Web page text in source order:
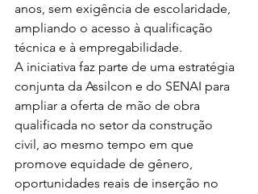
anos, sem exigência de escolaridade,
ampliando o acesso à qualificação
técnica e à empregabilidade.
A iniciativa faz parte de uma estratégia
conjunta da Assilcon e do SENAI para
ampliar a oferta de mão de obra
qualificada no setor da construção
civil, ao mesmo tempo em que
promove equidade de gênero,
oportunidades reais de inserção no